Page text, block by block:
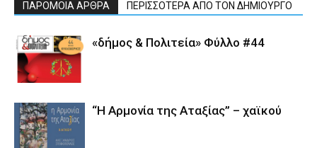
ΠΑΡΟΜΟΙΑ ΑΡΘΡΑ ΠΕΡΙΣΣΟΤΕΡΑ ΑΠΟ ΤΟΝ ΔΗΜΙΟΥΡΓΟ
«δήμος & Πολιτεία» Φύλλο #44
“Η Αρμονία της Αταξίας” – χαϊκού